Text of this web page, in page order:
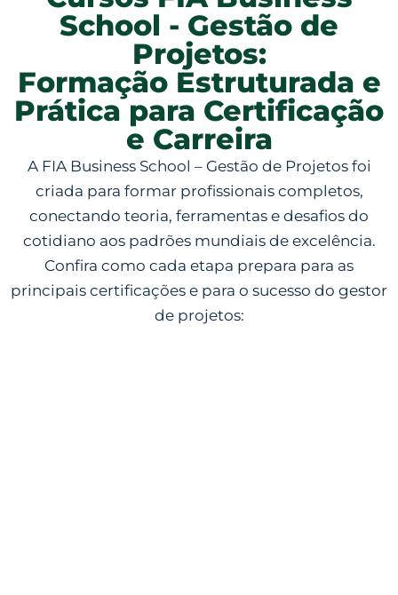
School - Gestão de
Projetos:
Formação Estruturada e
Prática para Certificação
e Carreira
A FIA Business School – Gestão de Projetos foi
criada para formar profissionais completos,
conectando teoria, ferramentas e desafios do
cotidiano aos padrões mundiais de excelência.
Confira como cada etapa prepara para as
principais certificações e para o sucesso do gestor
de projetos: